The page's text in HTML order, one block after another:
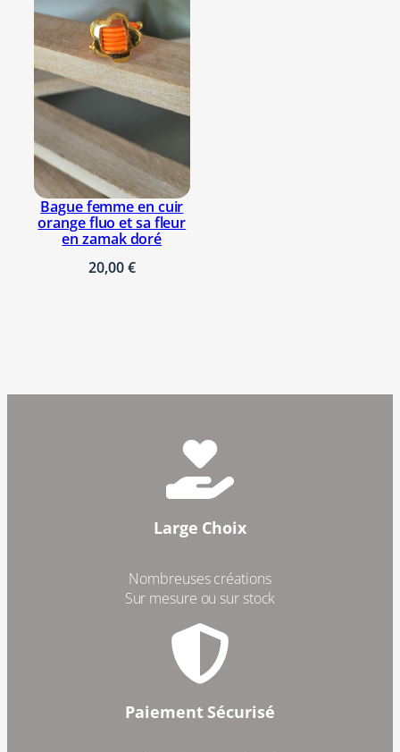
Bague femme en cuir
orange fluo et sa fleur
en zamak doré
20,00€
Large Choix
Nombreuses créations
Sur mesure ou sur stock
Paiement Sécurisé